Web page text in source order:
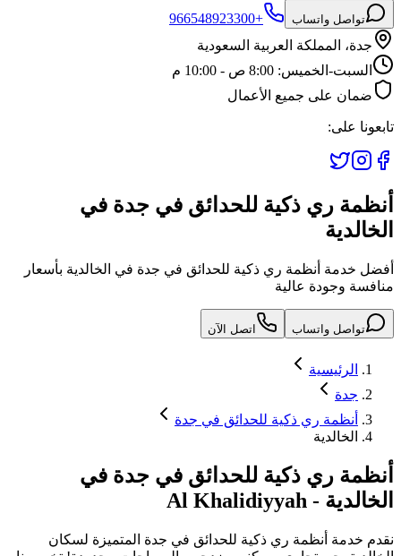
تواصل واتساب
+966548923300
جدة، المملكة العربية السعودية
السبت-الخميس: 8:00 ص - 10:00 م
ضمان على جميع الأعمال
تابعونا على:
أنظمة ري ذكية للحدائق في جدة في
الخالدية
أفضل خدمة أنظمة ري ذكية للحدائق في جدة في الخالدية بأسعار
منافسة وجودة عالية
تواصل واتساب اتصل الآن
الرئيسية
جدة
أنظمة ري ذكية للحدائق في جدة
الخالدية
أنظمة ري ذكية للحدائق في جدة في
الخالدية -
Al Khalidiyyah
نقدم خدمة أنظمة ري ذكية للحدائق في جدة المتميزة لسكان